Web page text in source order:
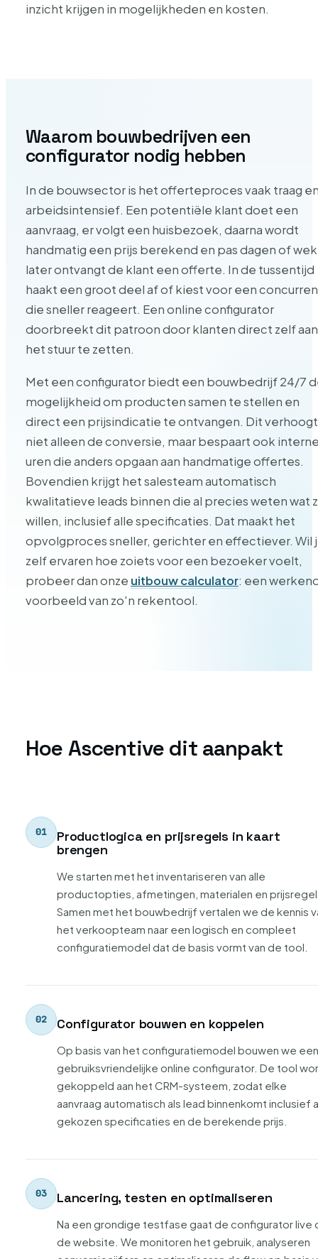
inzicht krijgen in mogelijkheden en kosten.
Waarom bouwbedrijven een
configurator nodig hebben
In de bouwsector is het offerteproces vaak traag
arbeidsintensief. Een potentiële klant doet een
aanvraag, er volgt een huisbezoek, daarna wordt
handmatig een prijs berekend en pas dagen of
later ontvangt de klant een offerte. In de tussentijd
haakt een groot deel af of kiest voor een
die sneller reageert. Een online configurator
doorbreekt dit patroon door klanten direct zelf aan
het stuur te zetten.
Met een configurator biedt een bouwbedrijf 24/7
mogelijkheid om producten samen te stellen en
direct een prijsindicatie te ontvangen. Dit verhoogt
niet alleen de conversie, maar bespaart ook
uren die anders opgaan aan handmatige offertes.
Bovendien krijgt het salesteam automatisch
kwalitatieve leads binnen die al precies weten wat
willen, inclusief alle specificaties. Dat maakt het
opvolgproces sneller, gerichter en effectiever. Wil
zelf ervaren hoe zoiets voor een bezoeker voelt,
probeer dan onze uitbouw calculator: een
voorbeeld van zo'n rekentool.
Hoe Ascentive dit aanpakt
Productlogica en prijsregels in kaart
brengen
We starten met het inventariseren van alle
productopties, afmetingen, materialen en
Samen met het bouwbedrijf vertalen we de kennis
het verkoopteam naar een logisch en compleet
configuratiemodel dat de basis vormt van de tool.
Configurator bouwen en koppelen
Op basis van het configuratiemodel bouwen we een
gebruiksvriendelijke online configurator. De tool
gekoppeld aan het CRM-systeem, zodat elke
aanvraag automatisch als lead binnenkomt inclusief
gekozen specificaties en de berekende prijs.
Lancering, testen en optimaliseren
Na een grondige testfase gaat de configurator live
de website. We monitoren het gebruik, analyseren